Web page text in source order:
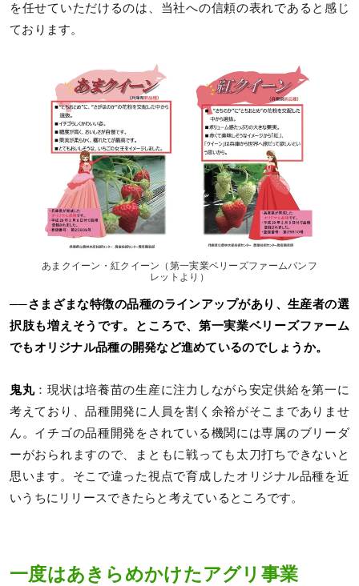
を任せていただけるのは、当社への信頼の表れであると感じ
ております。
あまクイーン・紅クイーン（第一実業ベリーズファームパンフ
レットより）
──さまざまな特徴の品種のラインアップがあり、生産者の選
択肢も増えそうです。ところで、第一実業ベリーズファーム
でもオリジナル品種の開発など進めているのでしょうか。
鬼丸：現状は培養苗の生産に注力しながら安定供給を第一に
考えており、品種開発に人員を割く余裕がそこまでありませ
ん。イチゴの品種開発をされている機関には専属のブリーダ
ーがおられますので、まともに戦っても太刀打ちできないと
思います。そこで違った視点で育成したオリジナル品種を近
いうちにリリースできたらと考えているところです。
一度はあきらめかけたアグリ事業